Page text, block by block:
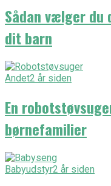
Sådan vælger du
dit barn
Andet2 år siden
En
børnefamilier
Babyudstyr2 år siden